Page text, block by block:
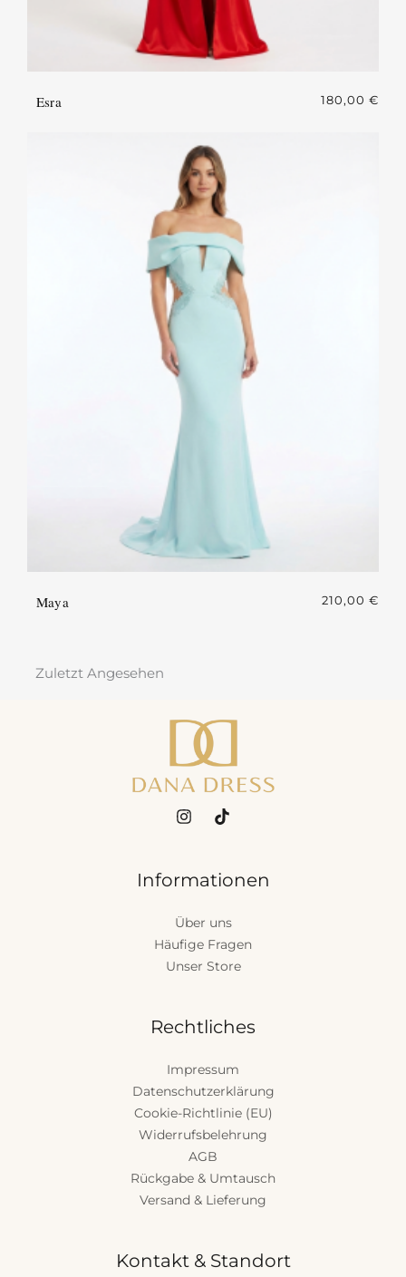
Esra 180,00 €
Maya 210,00 €
Zuletzt Angesehen
Informationen
Über uns
Häufige Fragen
Unser Store
Rechtliches
Impressum
Datenschutzerklärung
Cookie-Richtlinie (EU)
Widerrufsbelehrung
AGB
Rückgabe & Umtausch
Versand & Lieferung
Kontakt & Standort